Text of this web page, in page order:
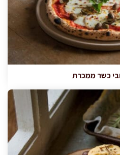
כשר ממכרת